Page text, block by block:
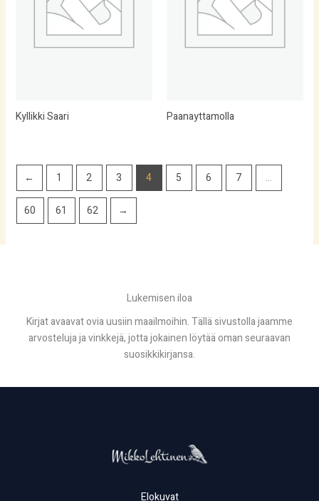
Kyllikki Saari Paanayttamolla
← 1 2 3 4 5 6 7 …
60 61 62 →
Lukemisen iloa
Kirjat avaavat ovia uusiin maailmoihin. Tällä sivustolla jaamme
arvosteluja ja vinkkejä, jotta jokainen löytää oman seuraavan
suosikkikirjansa.
Elokuvat